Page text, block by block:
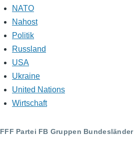
NATO
Nahost
Politik
Russland
USA
Ukraine
United Nations
Wirtschaft
FFF Partei FB Gruppen Bundesländer